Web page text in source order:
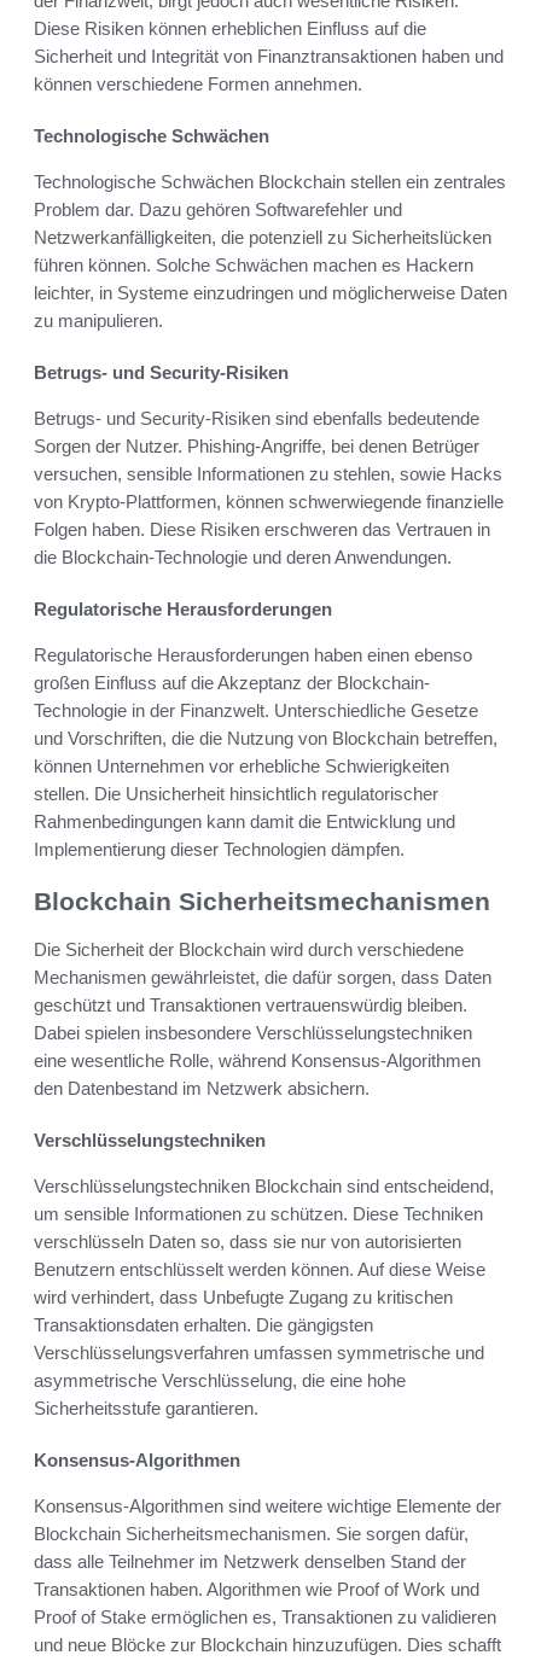
Diese Risiken können erheblichen Einfluss auf die
Sicherheit und Integrität von Finanztransaktionen haben und
können verschiedene Formen annehmen.
Technologische Schwächen
Technologische Schwächen Blockchain stellen ein zentrales
Problem dar. Dazu gehören Softwarefehler und
Netzwerkanfälligkeiten, die potenziell zu Sicherheitslücken
führen können. Solche Schwächen machen es Hackern
leichter, in Systeme einzudringen und möglicherweise Daten
zu manipulieren.
Betrugs- und Security-Risiken
Betrugs- und Security-Risiken sind ebenfalls bedeutende
Sorgen der Nutzer. Phishing-Angriffe, bei denen Betrüger
versuchen, sensible Informationen zu stehlen, sowie Hacks
von Krypto-Plattformen, können schwerwiegende finanzielle
Folgen haben. Diese Risiken erschweren das Vertrauen in
die Blockchain-Technologie und deren Anwendungen.
Regulatorische Herausforderungen
Regulatorische Herausforderungen haben einen ebenso
großen Einfluss auf die Akzeptanz der Blockchain-
Technologie in der Finanzwelt. Unterschiedliche Gesetze
und Vorschriften, die die Nutzung von Blockchain betreffen,
können Unternehmen vor erhebliche Schwierigkeiten
stellen. Die Unsicherheit hinsichtlich regulatorischer
Rahmenbedingungen kann damit die Entwicklung und
Implementierung dieser Technologien dämpfen.
Blockchain Sicherheitsmechanismen
Die Sicherheit der Blockchain wird durch verschiedene
Mechanismen gewährleistet, die dafür sorgen, dass Daten
geschützt und Transaktionen vertrauenswürdig bleiben.
Dabei spielen insbesondere Verschlüsselungstechniken
eine wesentliche Rolle, während Konsensus-Algorithmen
den Datenbestand im Netzwerk absichern.
Verschlüsselungstechniken
Verschlüsselungstechniken Blockchain sind entscheidend,
um sensible Informationen zu schützen. Diese Techniken
verschlüsseln Daten so, dass sie nur von autorisierten
Benutzern entschlüsselt werden können. Auf diese Weise
wird verhindert, dass Unbefugte Zugang zu kritischen
Transaktionsdaten erhalten. Die gängigsten
Verschlüsselungsverfahren umfassen symmetrische und
asymmetrische Verschlüsselung, die eine hohe
Sicherheitsstufe garantieren.
Konsensus-Algorithmen
Konsensus-Algorithmen sind weitere wichtige Elemente der
Blockchain Sicherheitsmechanismen. Sie sorgen dafür,
dass alle Teilnehmer im Netzwerk denselben Stand der
Transaktionen haben. Algorithmen wie Proof of Work und
Proof of Stake ermöglichen es, Transaktionen zu validieren
und neue Blöcke zur Blockchain hinzuzufügen. Dies schafft